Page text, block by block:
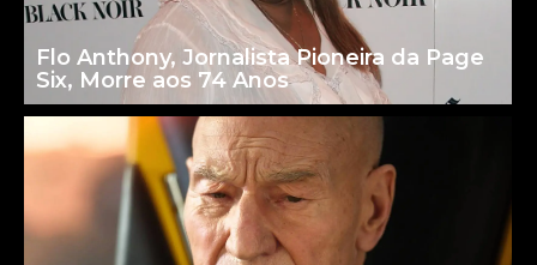
Flo Anthony, Jornalista Pioneira da Page
Six, Morre aos 74 Anos